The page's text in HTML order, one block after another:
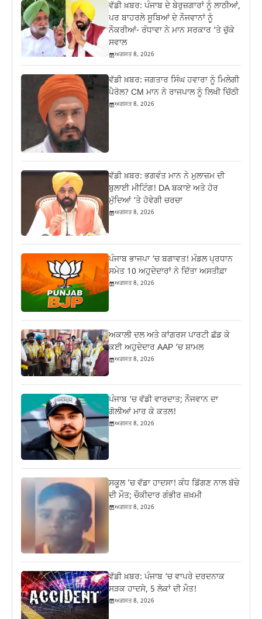
ਵੱਡੀ ਖ਼ਬਰ: ਪੰਜਾਬ ਦੇ ਬੇਰੁਜ਼ਗਾਰਾਂ ਨੂੰ ਲਾਠੀਆਂ,
ਪਰ ਬਾਹਰਲੇ ਸੂਬਿਆਂ ਦੇ ਨੌਜਵਾਨਾਂ ਨੂੰ
ਨੌਕਰੀਆਂ- ਰੰਧਾਵਾ ਨੇ ਮਾਨ ਸਰਕਾਰ ‘ਤੇ ਚੁੱਕੇ
ਸਵਾਲ
ਅਗਸਤ 8, 2026
ਵੱਡੀ ਖ਼ਬਰ: ਜਗਤਾਰ ਸਿੰਘ ਹਵਾਰਾ ਨੂੰ ਮਿਲੇਗੀ
ਪੈਰੋਲ? CM ਮਾਨ ਨੇ ਰਾਜਪਾਲ ਨੂੰ ਲਿਖੀ ਚਿੱਠੀ
ਅਗਸਤ 8, 2026
ਵੱਡੀ ਖ਼ਬਰ: ਭਗਵੰਤ ਮਾਨ ਨੇ ਮੁਲਾਜ਼ਮ ਦੀ
ਬੁਲਾਈ ਮੀਟਿੰਗ! DA ਬਕਾਏ ਅਤੇ ਹੋਰ
ਮੁੱਦਿਆਂ ‘ਤੇ ਹੋਵੇਗੀ ਚਰਚਾ
ਅਗਸਤ 8, 2026
ਪੰਜਾਬ ਭਾਜਪਾ ‘ਚ ਬਗਾਵਤ! ਮੰਡਲ ਪ੍ਰਧਾਨ
ਸਮੇਤ 10 ਅਹੁਦੇਦਾਰਾਂ ਨੇ ਦਿੱਤਾ ਅਸਤੀਫ਼ਾ
ਅਗਸਤ 8, 2026
ਅਕਾਲੀ ਦਲ ਅਤੇ ਕਾਂਗਰਸ ਪਾਰਟੀ ਛੱਡ ਕੇ
ਕਈ ਅਹੁਦੇਦਾਰ AAP ‘ਚ ਸ਼ਾਮਲ
ਅਗਸਤ 8, 2026
ਪੰਜਾਬ ‘ਚ ਵੱਡੀ ਵਾਰਦਾਤ; ਨੌਜਵਾਨ ਦਾ
ਗੋਲੀਆਂ ਮਾਰ ਕੇ ਕਤਲ!
ਅਗਸਤ 8, 2026
ਸਕੂਲ ’ਚ ਵੱਡਾ ਹਾਦਸਾ! ਕੰਧ ਡਿੱਗਣ ਨਾਲ ਬੱਚੇ
ਦੀ ਮੌਤ; ਚੌਕੀਦਾਰ ਗੰਭੀਰ ਜ਼ਖ਼ਮੀ
ਅਗਸਤ 8, 2026
ਵੱਡੀ ਖ਼ਬਰ: ਪੰਜਾਬ ‘ਚ ਵਾਪਰੇ ਦਰਦਨਾਕ
ਸੜਕ ਹਾਦਸੇ, 5 ਲੋਕਾਂ ਦੀ ਮੌਤ!
ਅਗਸਤ 8, 2026